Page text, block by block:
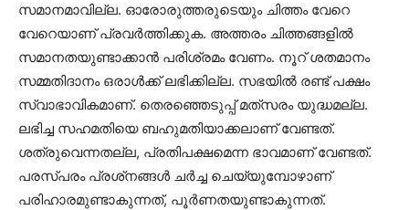
സമാനമാവില്ല. ഓരോരുത്തരുടെയും ചിത്തം വേറെ
വേറെയാണ് പ്രവര്‍ത്തിക്കുക. അത്തരം ചിത്തങ്ങളില്‍
സമാനതയുണ്ടാക്കാന്‍ പരിശ്രമം വേണം. നൂറ് ശതമാനം
സമ്മതിദാനം ഒരാള്‍ക്ക് ലഭിക്കില്ല. സഭയില്‍ രണ്ട് പക്ഷം
സ്വാഭാവികമാണ്. തെരഞ്ഞെടുപ്പ് മത്‌സരം യുദ്ധമല്ല.
ലഭിച്ച സഹമതിയെ ബഹുമതിയാക്കലാണ് വേണ്ടത്.
ശത്രുവെന്നതല്ല, പ്രതിപക്ഷമെന്ന ഭാവമാണ് വേണ്ടത്.
പരസ്പരം പ്രശ്‌നങ്ങള്‍ ചര്‍ച്ച ചെയ്യുമ്പോഴാണ്
പരിഹാരമുണ്ടാകുന്നത്, പൂര്‍ണതയുണ്ടാകുന്നത്.